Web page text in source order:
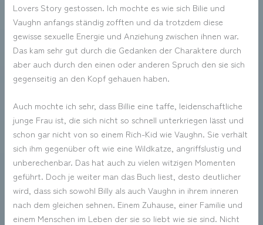
Lovers Story gestossen. Ich mochte es wie sich Bilie und
Vaughn anfangs ständig zofften und da trotzdem diese
gewisse sexuelle Energie und Anziehung zwischen ihnen war.
Das kam sehr gut durch die Gedanken der Charaktere durch
aber auch durch den einen oder anderen Spruch den sie sich
gegenseitig an den Kopf gehauen haben.
Auch mochte ich sehr, dass Billie eine taffe, leidenschaftliche
junge Frau ist, die sich nicht so schnell unterkriegen lässt und
schon gar nicht von so einem Rich-Kid wie Vaughn. Sie verhält
sich ihm gegenüber oft wie eine Wildkatze, angriffslustig und
unberechenbar. Das hat auch zu vielen witzigen Momenten
geführt. Doch je weiter man das Buch liest, desto deutlicher
wird, dass sich sowohl Billy als auch Vaughn in ihrem inneren
nach dem gleichen sehnen. Einem Zuhause, einer Familie und
einem Menschen im Leben der sie so liebt wie sie sind. Nicht